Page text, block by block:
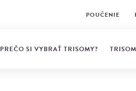
POUČENIE
PREČO SI VYBRAŤ TRISOMY?